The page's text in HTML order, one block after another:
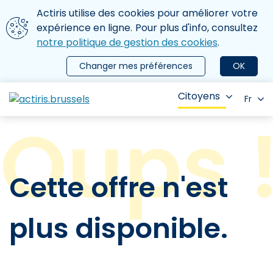
Aller au contenu principal
Nous utilisons des cookies
Actiris utilise des cookies pour améliorer votre
expérience en ligne. Pour plus d'info, consultez
notre politique de gestion des cookies.
OK
Changer mes préférences
le menu
Citoyens Fr
Cette offre n'est
plus disponible.